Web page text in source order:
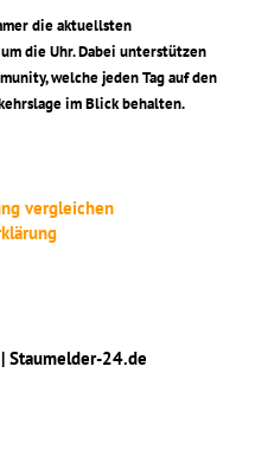
die aktuellsten
die Uhr. Dabei unterstützen
welche jeden Tag auf den
im Blick behalten.
vergleichen
24.de